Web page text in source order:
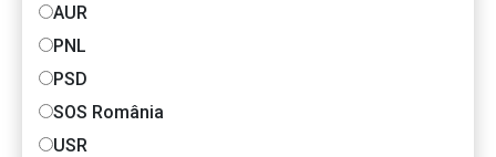
AUR
PNL
PSD
SOS România
USR